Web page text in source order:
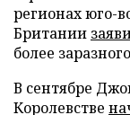
регионах юго-
Британии
более
В сентябре
Королевстве